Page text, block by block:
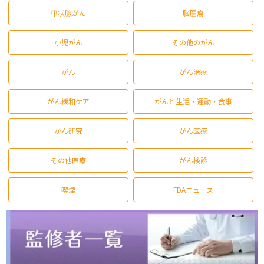
甲状腺がん 脳腫瘍
小児がん その他のがん
がん がん治療
がん緩和ケア がんと生活・運動・食事
がん研究 がん医療
その他医療 がん検診
喫煙 FDAニュース